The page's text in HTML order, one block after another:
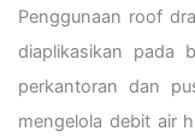
Penggunaan roof
diaplikasikan pada
perkantoran dan
mengelola debit air